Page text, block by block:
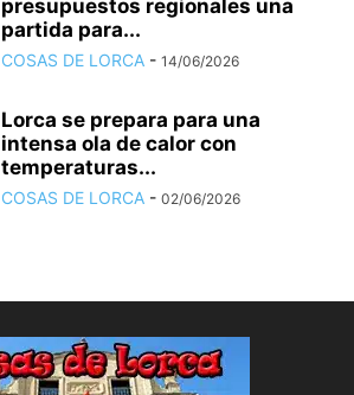
presupuestos regionales una
partida para...
COSAS DE LORCA - 14/06/2026
Lorca se prepara para una
intensa ola de calor con
temperaturas...
COSAS DE LORCA - 02/06/2026